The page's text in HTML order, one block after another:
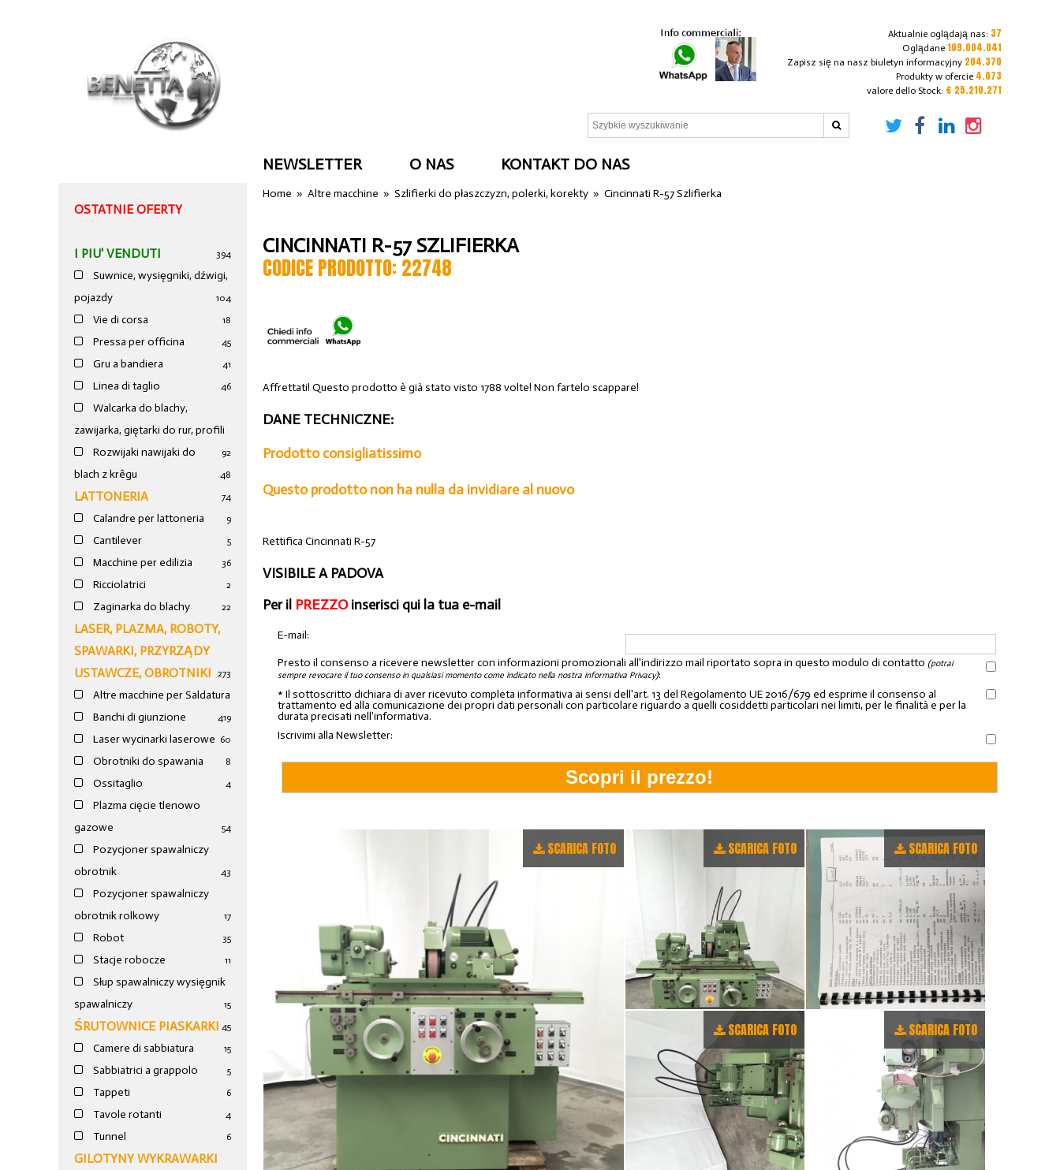
Aktualnie oglądają nas: 37
Oglądane 109.004.041
Zapisz się na nasz biuletyn informacyjny 204.370
Produkty w ofercie 4.073
valore dello Stock: € 25.210.271
NEWSLETTER O NAS KONTAKT DO NAS
OSTATNIE OFERTY
I PIU' VENDUTI 394
Suwnice, wysięgniki, dźwigi,
pojazdy
104
Vie di corsa 18
Pressa per officina 45
Gru a bandiera 41
Linea di taglio 46
Walcarka do blachy,
zawijarka, giętarki do rur, profili
92
Rozwijaki nawijaki do
blach z krêgu
48
LATTONERIA 74
Calandre per lattoneria 9
Cantilever 5
Macchine per edilizia 36
Ricciolatrici 2
Zaginarka do blachy 22
LASER, PLAZMA, ROBOTY,
SPAWARKI, PRZYRZĄDY
USTAWCZE, OBROTNIKI
273
Altre macchine per Saldatura
19
Banchi di giunzione 4
Laser wycinarki laserowe 60
Obrotniki do spawania 8
Ossitaglio 4
Plazma cięcie tlenowo
gazowe
54
Pozycjoner spawalniczy
obrotnik
43
Pozycjoner spawalniczy
obrotnik rolkowy
17
Robot 35
Stacje robocze 11
Słup spawalniczy wysięgnik
spawalniczy
15
ŚRUTOWNICE PIASKARKI 45
Camere di sabbiatura 15
Sabbiatrici a grappolo 5
Tappeti 6
Tavole rotanti 4
Tunnel 6
GILOTYNY WYKRAWARKI
Home »Altre macchine »Szlifierki do płaszczyzn, polerki, korekty »Cincinnati R-57 Szlifierka
CINCINNATI R-57 SZLIFIERKA
CODICE PRODOTTO: 22748
Affrettati! Questo prodotto è già stato visto 1788 volte! Non fartelo scappare!
DANE TECHNICZNE:
Prodotto consigliatissimo
Questo prodotto non ha nulla da invidiare al nuovo
Rettifica Cincinnati R-57
VISIBILE A PADOVA
Per il PREZZOinserisci qui la tua e-mail
E-mail:
Presto il consenso a ricevere newsletter con informazioni promozionali all'indirizzo mail riportato sopra in questo modulo di contatto (potrai
sempre revocare il tuo consenso in qualsiasi momento come indicato nella nostra informativa Privacy):
* Il sottoscritto dichiara di aver ricevuto completa informativa ai sensi dell'art. 13 del Regolamento UE 2016/679 ed esprime il consenso al
trattamento ed alla comunicazione dei propri dati personali con particolare riguardo a quelli cosiddetti particolari nei limiti, per le finalità e per la
durata precisati nell'informativa.
Iscrivimi alla Newsletter:
SCARICA FOTO SCARICA FOTO SCARICA FOTO
SCARICA FOTO SCARICA FOTO